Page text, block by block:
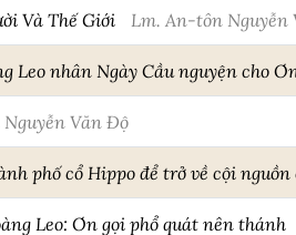
Và Thế Giới Lm. An-tôn Nguyễn
Leo nhân Ngày Cầu nguyện cho
Văn Độ
phố cổ Hippo để trở về cội
Leo: Ơn gọi phổ quát nên thánh